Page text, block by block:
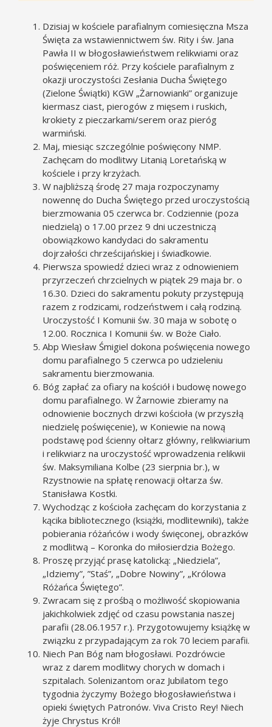
Dzisiaj w kościele parafialnym comiesięczna Msza
Święta za wstawiennictwem św. Rity i św. Jana
Pawła II w błogosławieństwem relikwiami oraz
poświęceniem róż. Przy kościele parafialnym z
okazji uroczystości Zesłania Ducha Świętego
(Zielone Świątki) KGW „Żarnowianki” organizuje
kiermasz ciast, pierogów z mięsem i ruskich,
krokiety z pieczarkami/serem oraz pieróg
warmiński.
Maj, miesiąc szczególnie poświęcony NMP.
Zachęcam do modlitwy Litanią Loretańską w
kościele i przy krzyżach.
W najbliższą środę 27 maja rozpoczynamy
nowennę do Ducha Świętego przed uroczystością
bierzmowania 05 czerwca br. Codziennie (poza
niedzielą) o 17.00 przez 9 dni uczestniczą
obowiązkowo kandydaci do sakramentu
dojrzałości chrześcijańskiej i świadkowie.
Pierwsza spowiedź dzieci wraz z odnowieniem
przyrzeczeń chrzcielnych w piątek 29 maja br. o
16.30. Dzieci do sakramentu pokuty przystępują
razem z rodzicami, rodzeństwem i całą rodziną.
Uroczystość I Komunii św. 30 maja w sobotę o
12.00. Rocznica I Komunii św. w Boże Ciało.
Abp Wiesław Śmigiel dokona poświęcenia nowego
domu parafialnego 5 czerwca po udzieleniu
sakramentu bierzmowania.
Bóg zapłać za ofiary na kościół i budowę nowego
domu parafialnego. W Żarnowie zbieramy na
odnowienie bocznych drzwi kościoła (w przyszłą
niedzielę poświęcenie), w Koniewie na nową
podstawę pod ścienny ołtarz główny, relikwiarium
i relikwiarz na uroczystość wprowadzenia relikwii
św. Maksymiliana Kolbe (23 sierpnia br.), w
Rzystnowie na spłatę renowacji ołtarza św.
Stanisława Kostki.
Wychodząc z kościoła zachęcam do korzystania z
kącika bibliotecznego (książki, modlitewniki), także
pobierania różańców i wody święconej, obrazków
z modlitwą – Koronka do miłosierdzia Bożego.
Proszę przyjąć prasę katolicką: „Niedziela”,
„Idziemy”, ”Staś”, „Dobre Nowiny”, „Królowa
Różańca Świętego”.
Zwracam się z prośbą o możliwość skopiowania
jakichkolwiek zdjęć od czasu powstania naszej
parafii (28.06.1957 r.). Przygotowujemy książkę w
związku z przypadającym za rok 70 leciem parafii.
Niech Pan Bóg nam błogosławi. Pozdrówcie
wraz z darem modlitwy chorych w domach i
szpitalach. Solenizantom oraz Jubilatom tego
tygodnia życzymy Bożego błogosławieństwa i
opieki świętych Patronów. Viva Cristo Rey! Niech
żyje Chrystus Król!